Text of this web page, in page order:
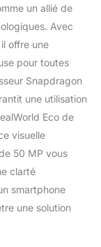
un allié de
Avec
offre une
pour toutes
Snapdragon
une utilisation
Eco de
visuelle
50 MP vous
clarté
smartphone
une solution